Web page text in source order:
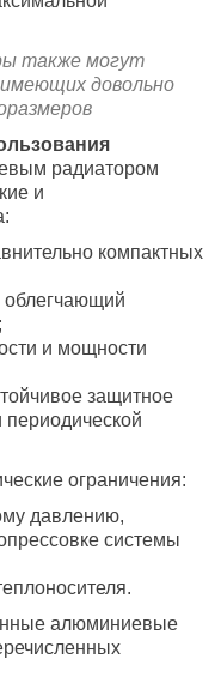
также могут
имеющих довольно
радиатором
и
компактных
облегчающий
и мощности
защитное
периодической
ограничения:
давлению,
системы
алюминиевые